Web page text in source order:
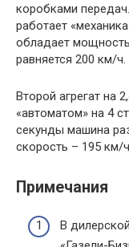
коробками
работает
обладает
равняется 200 км/ч.
Второй агрегат на
«автоматом» на 4
секунды машина
скорость – 195 км/
Примечания
В